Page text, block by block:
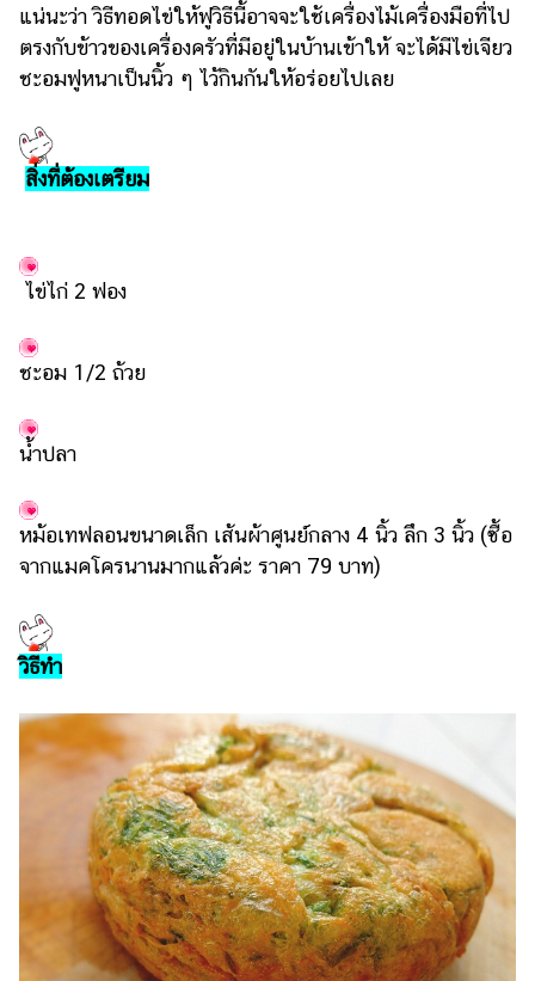
มือ
ถือ
ราคา
ราคา
น้ำมัน
ไร
แต่งงาน
และ
เด็ก
เลี้ยง
บริการ
กระปุก
คอร์ส
ออนไลน์
ออนไลน์
ติดต่อ
โฆษณา
แน่นะว่า วิธีทอดไข่ให้ฟูวิธีนี้อาจจะใช้เครื่องไม้เครื่องมือที่ไป
ตรงกับข้าวของเครื่องครัวที่มีอยู่ในบ้านเข้าให้ จะได้มีไข่เจียว
ชะอมฟูหนาเป็นนิ้ว ๆ ไว้กินกันให้อร่อยไปเลย
สิ่งที่ต้องเตรียม
ไข่ไก่ 2 ฟอง
ชะอม 1/2 ถ้วย
น้ำปลา
หม้อเทฟลอนขนาดเล็ก เส้นผ้าศูนย์กลาง 4 นิ้ว ลึก 3 นิ้ว (ซื้อ
จากแมคโครนานมากแล้วค่ะ ราคา 79 บาท)
วิธีทำ